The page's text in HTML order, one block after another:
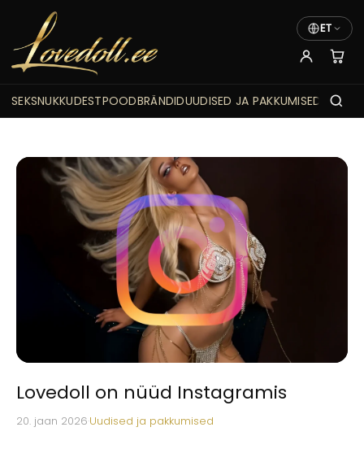
ET
SEKSNUKKUDESTPOODBRÄNDIDUUDISED JA PAKKUMISED
Lovedoll on nüüd Instagramis
20. jaan 2026·Uudised ja pakkumised